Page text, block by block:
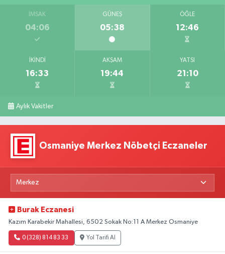
İMSAK
04:06
GÜNEŞ
05:38
ÖĞLE
12:46
İKINDI
16:33
AKŞAM
19:44
YATSI
21:10
Aylık Vakitler
Osmaniye Merkez Nöbetçi Eczaneler
Burak Eczanesi
Kazım Karabekir Mahallesi, 6502 Sokak No:11 A Merkez Osmaniye
0 (328) 814 83 33 Yol Tarifi Al